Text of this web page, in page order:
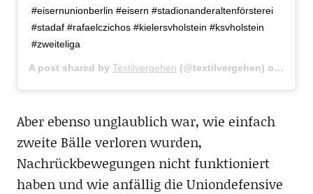
#eisernunionberlin #eisern #stadionanderaltenförsterei
#stadaf #rafaelczichos #kielersvholstein #ksvholstein
#zweiteliga
A post shared by Textilvergehen (@textilvergehen) on Aug
Aber ebenso unglaublich war, wie einfach
zweite Bälle verloren wurden,
Nachrückbewegungen nicht funktioniert
haben und wie anfällig die Uniondefensive